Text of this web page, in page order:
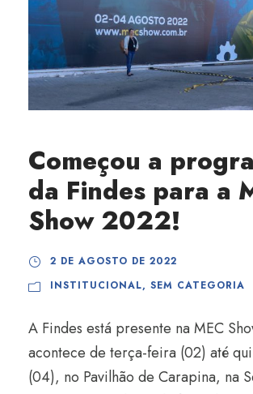
Começou a
da Findes para a
Show 2022!
2 DE AGOSTO DE 2022
INSTITUCIONAL, SEM CATEGORIA
A Findes está presente na MEC
acontece de terça-feira (02) até
(04), no Pavilhão de Carapina, na